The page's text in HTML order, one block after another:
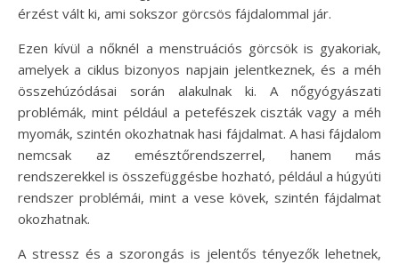
érzést vált ki, ami sokszor görcsös fájdalommal jár.
Ezen kívül a nőknél a menstruációs görcsök is gyakoriak,
amelyek a ciklus bizonyos napjain jelentkeznek, és a méh
összehúzódásai során alakulnak ki. A nőgyógyászati
problémák, mint például a petefészek ciszták vagy a méh
myomák, szintén okozhatnak hasi fájdalmat. A hasi fájdalom
nemcsak az emésztőrendszerrel, hanem más
rendszerekkel is összefüggésbe hozható, például a húgyúti
rendszer problémái, mint a vese kövek, szintén fájdalmat
okozhatnak.
A stressz és a szorongás is jelentős tényezők lehetnek,